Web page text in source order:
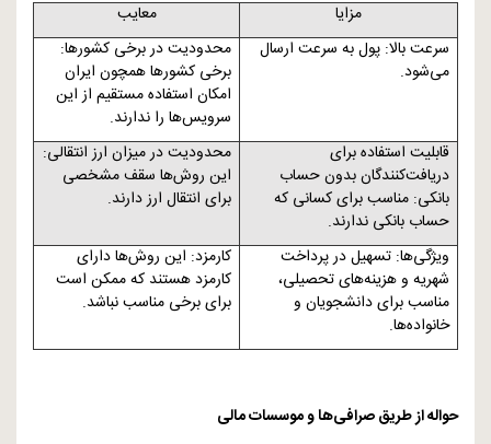
مزایا
معایب
سرعت بالا: پول به سرعت ارسال
می‌شود.
محدودیت در برخی کشورها:
برخی کشورها همچون ایران
امکان استفاده مستقیم از این
سرویس‌ها را ندارند.
قابلیت استفاده برای
دریافت‌کنندگان بدون حساب
بانکی: مناسب برای کسانی که
حساب بانکی ندارند.
محدودیت در میزان ارز انتقالی:
این روش‌ها سقف مشخصی
برای انتقال ارز دارند.
ویژگی‌ها: تسهیل در پرداخت
شهریه و هزینه‌های تحصیلی،
مناسب برای دانشجویان و
خانواده‌ها.
کارمزد: این روش‌ها دارای
کارمزد هستند که ممکن است
برای برخی مناسب نباشد.
حواله از طریق صرافی‌ها و موسسات مالی